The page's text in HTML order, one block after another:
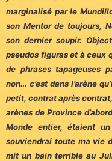
marginalisé par le
son Mentor de toujours,
son dernier soupir.
pseudos figuras et à ceux
de phrases tapageuses
non… c’est dans l’arène
petit, contrat après
arènes de Province
Monde entier, étaient
souviendrai toute ma vie
mit un bain terrible au